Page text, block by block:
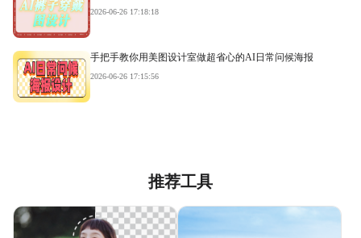
2026-06-26 17:18:18
手把手教你用美图设计室做超省心的AI日常问候海报
2026-06-26 17:15:56
推荐工具